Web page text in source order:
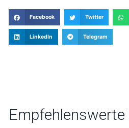
Facebook Twitter
LinkedIn Telegram
Empfehlenswerte